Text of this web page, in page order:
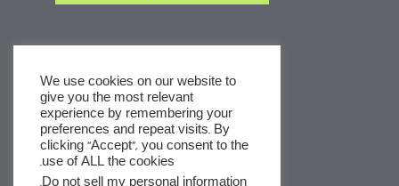
We use cookies on our website to
give you the most relevant
experience by remembering your
preferences and repeat visits. By
clicking “Accept”, you consent to the
use of ALL the cookies.
Do not sell my personal information
.
x
לסדרות
ומסלולי לימוד באתר